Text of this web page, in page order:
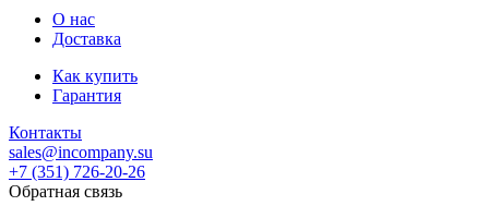
О нас
Доставка
Как купить
Гарантия
Контакты
sales@incompany.su
+7 (351) 726-20-26
Обратная связь